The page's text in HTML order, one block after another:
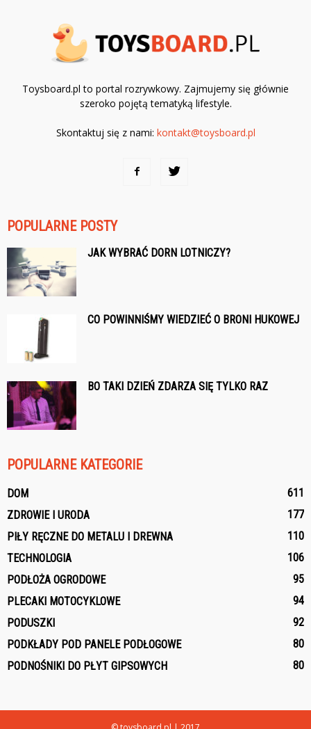
Toysboard.pl to portal rozrywkowy. Zajmujemy się głównie
szeroko pojętą tematyką lifestyle.
Skontaktuj się z nami: kontakt@toysboard.pl
POPULARNE POSTY
JAK WYBRAĆ DORN LOTNICZY?
CO POWINNIŚMY WIEDZIEĆ O BRONI HUKOWEJ
BO TAKI DZIEŃ ZDARZA SIĘ TYLKO RAZ
POPULARNE KATEGORIE
DOM
611
ZDROWIE I URODA
177
PIŁY RĘCZNE DO METALU I DREWNA
110
TECHNOLOGIA
106
PODŁOŻA OGRODOWE
95
PLECAKI MOTOCYKLOWE
94
PODUSZKI
92
PODKŁADY POD PANELE PODŁOGOWE
80
PODNOŚNIKI DO PŁYT GIPSOWYCH
80